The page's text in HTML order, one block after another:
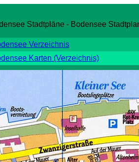
Stadtpläne - Bodensee
Verzeichnis
Karten (Verzeichnis)